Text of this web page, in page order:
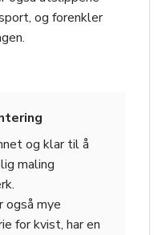
og forenkler
og klar til å
maling
også mye
for kvist, har en